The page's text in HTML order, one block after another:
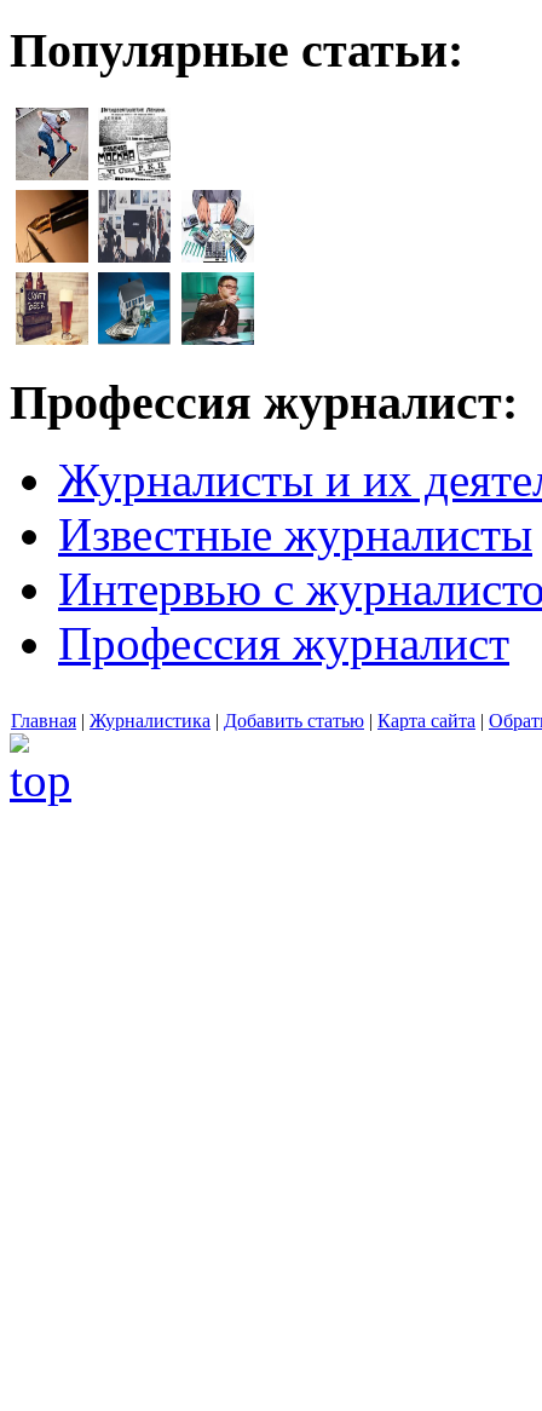
Популярные статьи:
Профессия журналист:
Журналисты и их
Известные журналисты
Интервью с
Профессия журналист
Главная | Журналистика | Добавить статью | Карта сайта |